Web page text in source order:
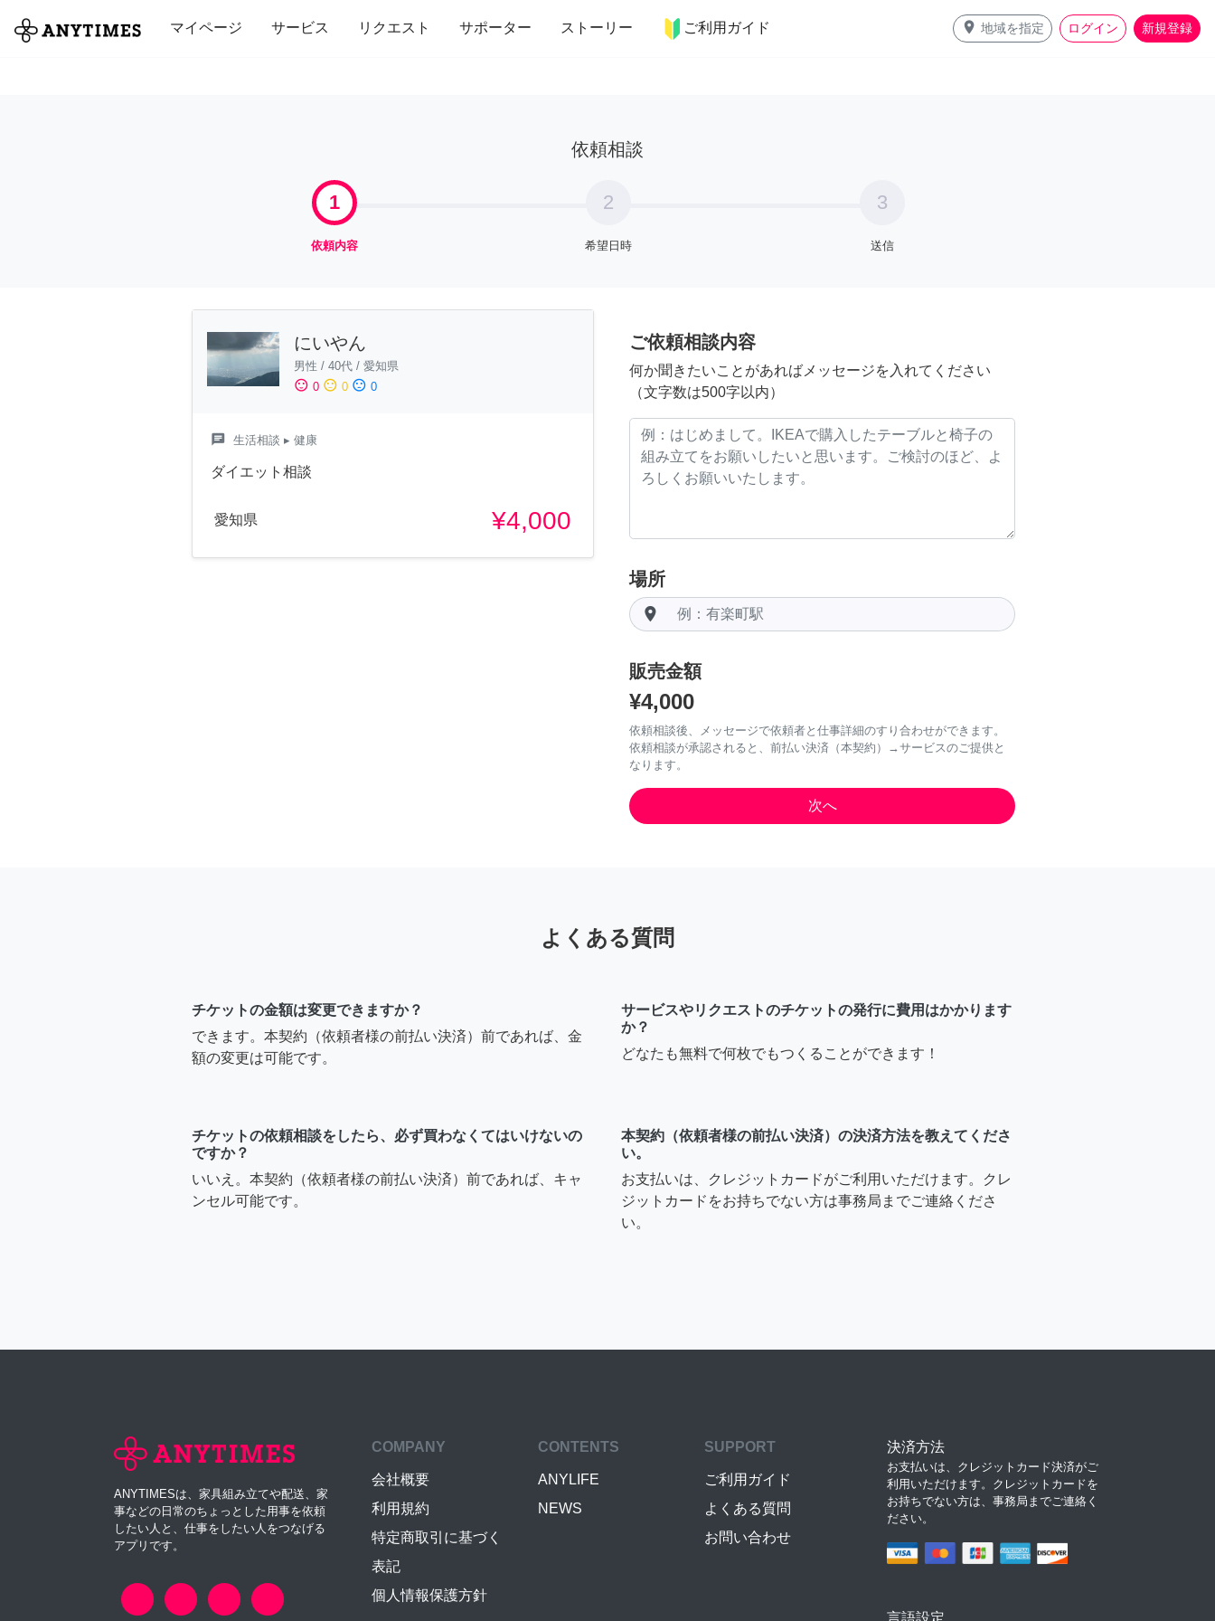
マイページ サービス リクエスト サポーター ストーリー ご利用ガイド place 地域を指定 ログイン 新規登録
全て 修理・組立 家事 引っ越し インテリア 趣味・習い事 ペット 料理
依頼相談
1
依頼内容
2
希望日時
3
送信
にいやん
男性 / 40代 / 愛知県
sentiment_satisfied 0 sentiment_neutral 0 sentiment_dissatisfied 0
chat 生活相談 ▸ 健康
ダイエット相談
愛知県 ¥4,000
ご依頼相談内容
何か聞きたいことがあればメッセージを入れてください
（文字数は500字以内）
場所
room
販売金額
¥4,000
依頼相談後、メッセージで依頼者と仕事詳細のすり合わせができます。
依頼相談が承認されると、前払い決済（本契約）→サービスのご提供と
なります。
よくある質問
チケットの金額は変更できますか？
できます。本契約（依頼者様の前払い決済）前であれば、金
額の変更は可能です。
サービスやリクエストのチケットの発行に費用はかかります
か？
どなたも無料で何枚でもつくることができます！
チケットの依頼相談をしたら、必ず買わなくてはいけないの
ですか？
いいえ。本契約（依頼者様の前払い決済）前であれば、キャ
ンセル可能です。
本契約（依頼者様の前払い決済）の決済方法を教えてくださ
い。
お支払いは、クレジットカードがご利用いただけます。クレ
ジットカードをお持ちでない方は事務局までご連絡くださ
い。
ANYTIMESは、家具組み立てや配送、家
事などの日常のちょっとした用事を依頼
したい人と、仕事をしたい人をつなげる
アプリです。
COMPANY
会社概要
利用規約
特定商取引に基づく
表記
個人情報保護方針
CONTENTS
ANYLIFE
NEWS
SUPPORT
ご利用ガイド
よくある質問
お問い合わせ
決済方法
お支払いは、クレジットカード決済がご
利用いただけます。クレジットカードを
お持ちでない方は、事務局までご連絡く
ださい。
言語設定